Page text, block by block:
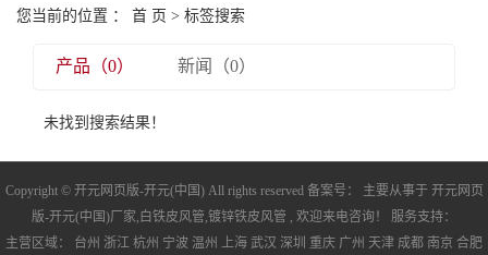
您当前的位置 ： 首 页 > 标签搜索
产品（0） 新闻（0）
未找到搜索结果！
Copyright © 开元网页版-开元(中国) All rights reserved 备案号： 主要从事于 开元网页
版-开元(中国)厂家, 白铁皮风管,镀锌铁皮风管 , 欢迎来电咨询！ 服务支持：
主营区域： 台州 浙江 杭州 宁波 温州 上海 武汉 深圳 重庆 广州 天津 成都 南京 合肥